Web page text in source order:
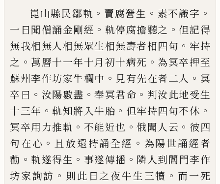
崑山縣民鄒軌 。 賣腐營生 。 素不識字 。
一日聞僧誦金剛經 。 軌停腐擔聽之 。 但記得
無我相無人相無眾生相無壽者相四句 。 牢持
之 。 萬曆十一年十月初十病死 。 為冥卒押至
蘇州李作坊家牛欄中 。 見有先在者二人 。 冥
卒曰 。 汝陽數盡 。奉冥君命 。 判汝此地受生
十三年 。軌知將入牛胎 。 但牢持四句不休 。
冥卒用力推軌 。 不能近也 。俄聞人云 。 彼四
句在心 。 且放還持誦全經 。 為陽世誦經者
勸 。軌遂得生 。 事遂傳播 。 隣人到閶門李作
坊家詢訪 。 則此日之夜牛生三犢 。 而一死